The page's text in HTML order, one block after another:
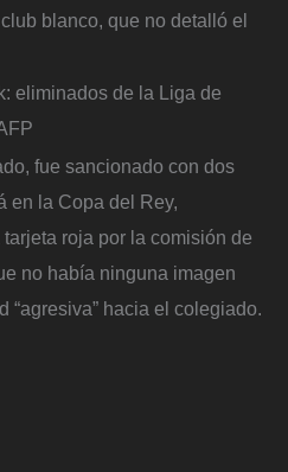
blanco, que no detalló el
eliminados de la Liga de
fue sancionado con dos
en la Copa del Rey,
roja por la comisión de
no había ninguna imagen
“agresiva” hacia el colegiado.